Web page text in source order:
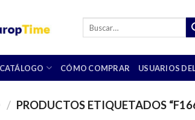
CATÁLOGO CÓMO COMPRAR USUARIOS
/ PRODUCTOS ETIQUETADOS